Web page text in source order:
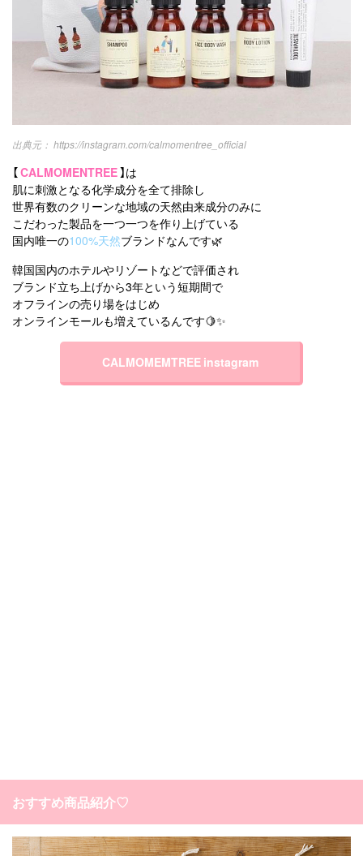
https://instagram.com/calmomentree_official
【CALMOMENTREE】は
肌に刺激となる化学成分を全て排除し
世界有数のクリーンな地域の天然由来成分のみに
こだわった製品を一つ一つを作り上げている
国内唯一の100%天然ブランドなんです🌿
韓国国内のホテルやリゾートなどで評価され
ブランド立ち上げから3年という短期間で
オフラインの売り場をはじめ
オンラインモールも増えているんです🍋✨
CALMOMEMTREE instagram
おすすめ商品紹介♡